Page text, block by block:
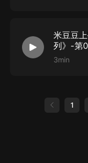
米豆豆
列》-第
3min
1